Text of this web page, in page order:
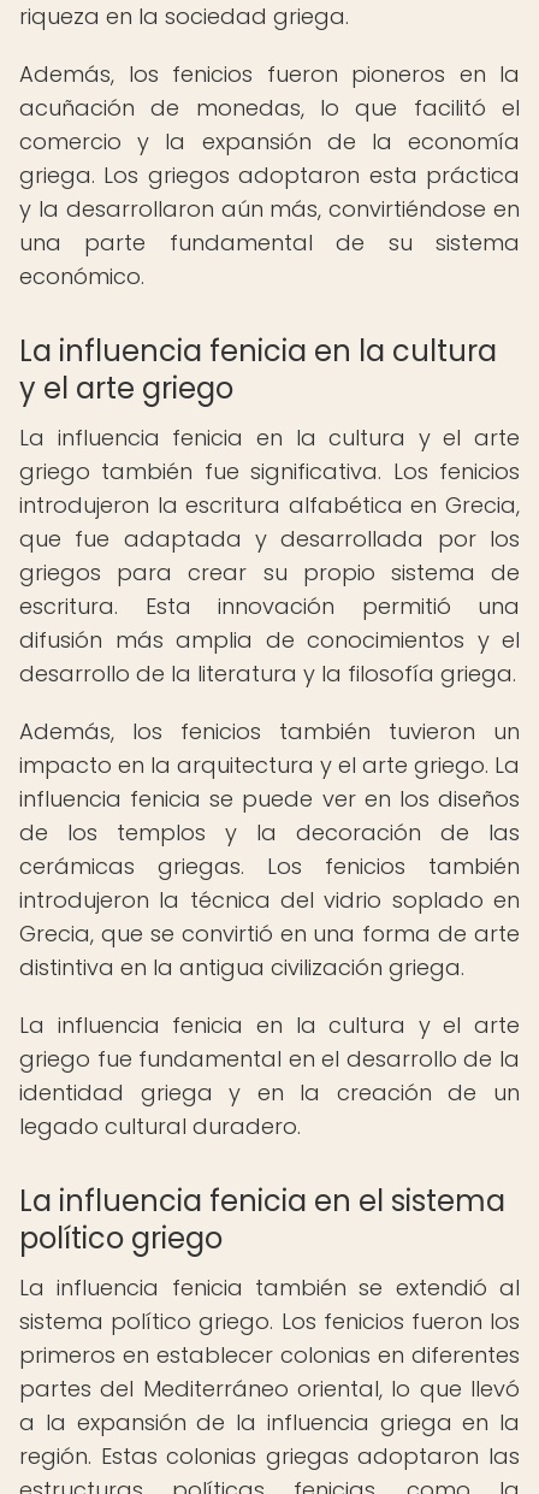
riqueza en la sociedad griega.
Además, los fenicios fueron pioneros en la
acuñación de monedas, lo que facilitó el
comercio y la expansión de la economía
griega. Los griegos adoptaron esta práctica
y la desarrollaron aún más, convirtiéndose en
una parte fundamental de su sistema
económico.
La influencia fenicia en la cultura
y el arte griego
La influencia fenicia en la cultura y el arte
griego también fue significativa. Los fenicios
introdujeron la escritura alfabética en Grecia,
que fue adaptada y desarrollada por los
griegos para crear su propio sistema de
escritura. Esta innovación permitió una
difusión más amplia de conocimientos y el
desarrollo de la literatura y la filosofía griega.
Además, los fenicios también tuvieron un
impacto en la arquitectura y el arte griego. La
influencia fenicia se puede ver en los diseños
de los templos y la decoración de las
cerámicas griegas. Los fenicios también
introdujeron la técnica del vidrio soplado en
Grecia, que se convirtió en una forma de arte
distintiva en la antigua civilización griega.
La influencia fenicia en la cultura y el arte
griego fue fundamental en el desarrollo de la
identidad griega y en la creación de un
legado cultural duradero.
La influencia fenicia en el sistema
político griego
La influencia fenicia también se extendió al
sistema político griego. Los fenicios fueron los
primeros en establecer colonias en diferentes
partes del Mediterráneo oriental, lo que llevó
a la expansión de la influencia griega en la
región. Estas colonias griegas adoptaron las